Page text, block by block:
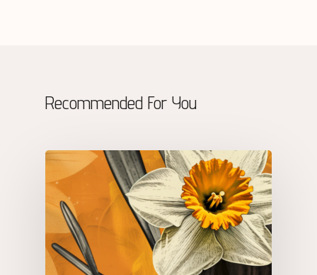
Recommended For You